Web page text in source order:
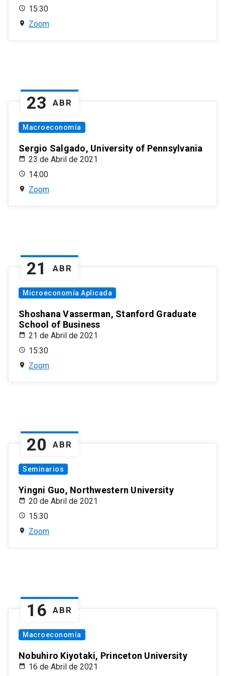
15:30
Zoom
23 ABR
Macroeconomía
Sergio Salgado, University of Pennsylvania
23 de Abril de 2021
14:00
Zoom
21 ABR
Microeconomía Aplicada
Shoshana Vasserman, Stanford Graduate
School of Business
21 de Abril de 2021
15:30
Zoom
20 ABR
Seminarios
Yingni Guo, Northwestern University
20 de Abril de 2021
15:30
Zoom
16 ABR
Macroeconomía
Nobuhiro Kiyotaki, Princeton University
16 de Abril de 2021